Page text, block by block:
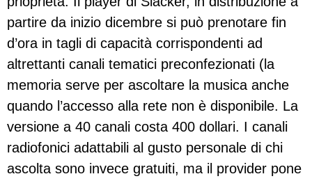
partire da inizio dicembre si può prenotare fin
d’ora in tagli di capacità corrispondenti ad
altrettanti canali tematici preconfezionati (la
memoria serve per ascoltare la musica anche
quando l’accesso alla rete non è disponibile. La
versione a 40 canali costa 400 dollari. I canali
radiofonici adattabili al gusto personale di chi
ascolta sono invece gratuiti, ma il provider pone